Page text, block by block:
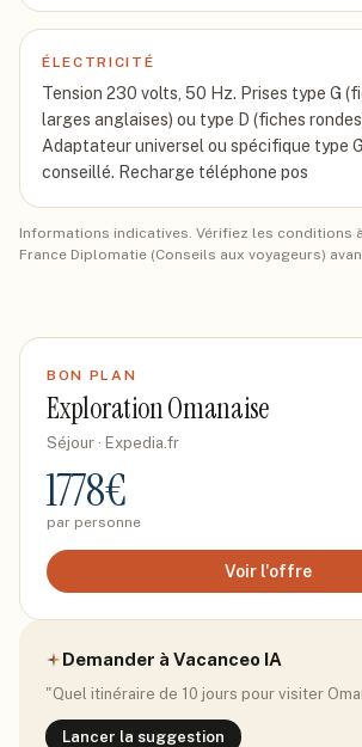
ÉLECTRICITÉ
Tension 230 volts, 50 Hz. Prises type G
larges anglaises) ou type D (fiches
Adaptateur universel ou spécifique type
conseillé. Recharge téléphone pos
Informations indicatives. Vérifiez les conditions
France Diplomatie (Conseils aux voyageurs)
BON PLAN
Exploration Omanaise
Séjour · Expedia.fr
1778€
par personne
Voir l'offre
Demander à Vacanceo IA
"Quel itinéraire de 10 jours pour visiter
Lancer la suggestion